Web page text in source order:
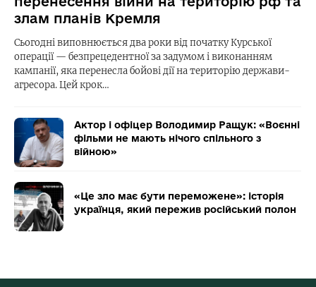
злам планів Кремля
Сьогодні виповнюється два роки від початку Курської
операції — безпрецедентної за задумом і виконанням
кампанії, яка перенесла бойові дії на територію держави-
агресора. Цей крок…
Актор і офіцер Володимир Ращук: «Воєнні
фільми не мають нічого спільного з
війною»
«Це зло має бути переможене»: історія
українця, який пережив російський полон